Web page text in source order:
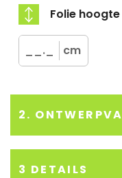
Folie hoogte
cm
2.
3 DETAILS